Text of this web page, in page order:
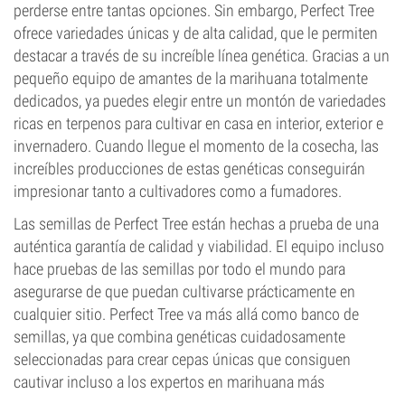
perderse entre tantas opciones. Sin embargo, Perfect Tree
ofrece variedades únicas y de alta calidad, que le permiten
destacar a través de su increíble línea genética. Gracias a un
pequeño equipo de amantes de la marihuana totalmente
dedicados, ya puedes elegir entre un montón de variedades
ricas en terpenos para cultivar en casa en interior, exterior e
invernadero. Cuando llegue el momento de la cosecha, las
increíbles producciones de estas genéticas conseguirán
impresionar tanto a cultivadores como a fumadores.
Las semillas de Perfect Tree están hechas a prueba de una
auténtica garantía de calidad y viabilidad. El equipo incluso
hace pruebas de las semillas por todo el mundo para
asegurarse de que puedan cultivarse prácticamente en
cualquier sitio. Perfect Tree va más allá como banco de
semillas, ya que combina genéticas cuidadosamente
seleccionadas para crear cepas únicas que consiguen
cautivar incluso a los expertos en marihuana más